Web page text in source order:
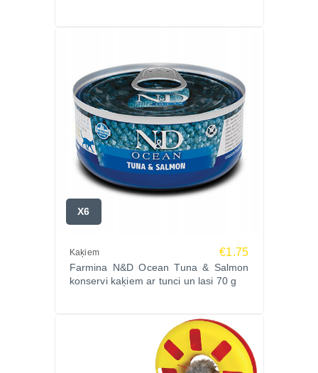
X6
Kaķiem €1.75
Farmina N&D Ocean Tuna & Salmon
konservi kaķiem ar tunci un lasi 70 g